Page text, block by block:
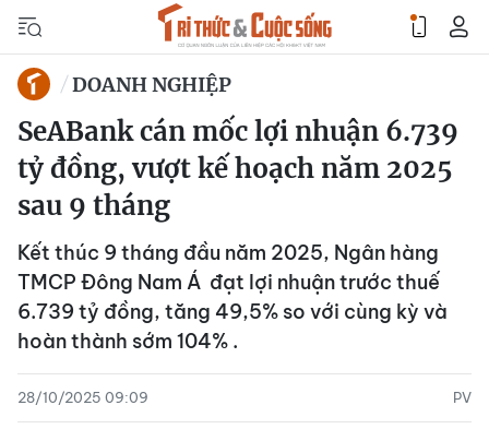
DOANH NGHIỆP
SeABank cán mốc lợi nhuận 6.739
tỷ đồng, vượt kế hoạch năm 2025
sau 9 tháng
Kết thúc 9 tháng đầu năm 2025, Ngân hàng
TMCP Đông Nam Á đạt lợi nhuận trước thuế
6.739 tỷ đồng, tăng 49,5% so với cùng kỳ và
hoàn thành sớm 104% .
28/10/2025 09:09 PV